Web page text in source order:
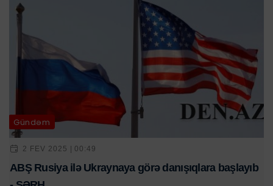
Gündəm
2 FEV 2025 | 00:49
ABŞ Rusiya ilə Ukraynaya görə danışıqlara başlayıb